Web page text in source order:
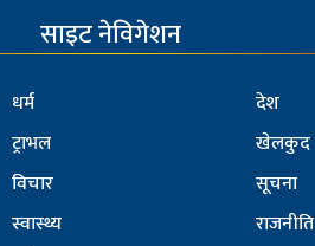
साइट नेविगेशन
धर्म
ट्राभल
विचार
स्वास्थ्य
देश
खेलकुद
सूचना
राजनीति